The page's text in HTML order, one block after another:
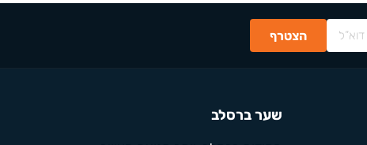
שער ברסלב